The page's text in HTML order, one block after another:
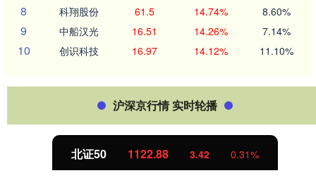
8 科翔股份 61.5 14.74% 8.60%
9 中船汉光 16.51 14.26% 7.14%
10 创识科技 16.97 14.12% 11.10%
沪深京行情 实时轮播
北证50 1122.88 3.42 0.31%